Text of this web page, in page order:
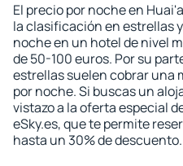
El precio por noche en
la clasificación en estrellas
noche en un hotel de nivel
de 50-100 euros. Por su
estrellas suelen cobrar una
por noche. Si buscas un
vistazo a la oferta especial
eSky.es, que te permite
hasta un 30% de descuento.